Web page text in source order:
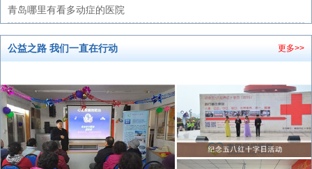
青岛哪里有看多动症的医院
公益之路 我们一直在行动 更多>>